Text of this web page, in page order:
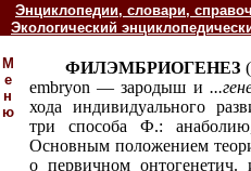
Энциклопедии, словари,
Экологический
М
е
н
ю
ФИЛЭМБРИОГЕНЕЗ
embryon — зародыш и ...
хода индивидуального
три способа Ф.:
Основным положением
о первичном